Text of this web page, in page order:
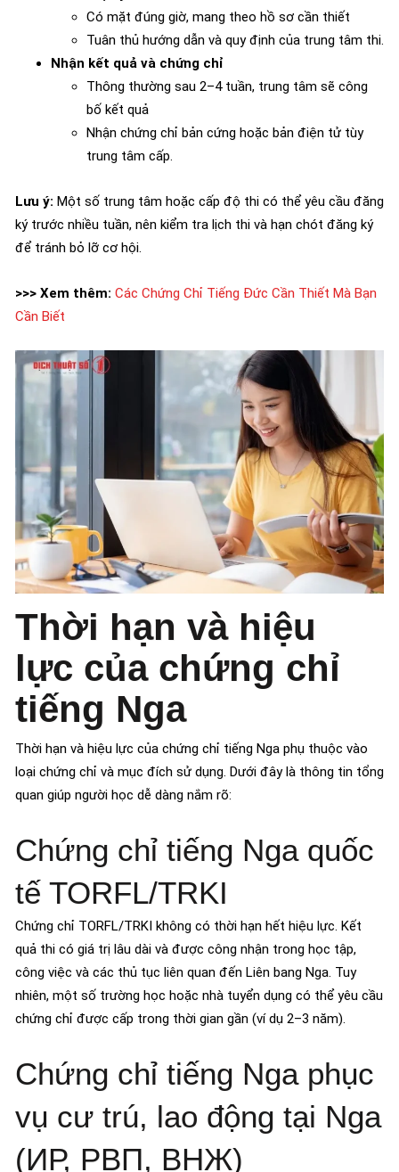
Có mặt đúng giờ, mang theo hồ sơ cần thiết
Tuân thủ hướng dẫn và quy định của trung tâm thi.
Nhận kết quả và chứng chỉ
Thông thường sau 2–4 tuần, trung tâm sẽ công
bố kết quả
Nhận chứng chỉ bản cứng hoặc bản điện tử tùy
trung tâm cấp.
Lưu ý: Một số trung tâm hoặc cấp độ thi có thể yêu cầu đăng
ký trước nhiều tuần, nên kiểm tra lịch thi và hạn chót đăng ký
để tránh bỏ lỡ cơ hội.
>>> Xem thêm: Các Chứng Chỉ Tiếng Đức Cần Thiết Mà Bạn
Cần Biết
Thời hạn và hiệu
lực của chứng chỉ
tiếng Nga
Thời hạn và hiệu lực của chứng chỉ tiếng Nga phụ thuộc vào
loại chứng chỉ và mục đích sử dụng. Dưới đây là thông tin tổng
quan giúp người học dễ dàng nắm rõ:
Chứng chỉ tiếng Nga quốc
tế TORFL/TRKI
Chứng chỉ TORFL/TRKI không có thời hạn hết hiệu lực. Kết
quả thi có giá trị lâu dài và được công nhận trong học tập,
công việc và các thủ tục liên quan đến Liên bang Nga. Tuy
nhiên, một số trường học hoặc nhà tuyển dụng có thể yêu cầu
chứng chỉ được cấp trong thời gian gần (ví dụ 2–3 năm).
Chứng chỉ tiếng Nga phục
vụ cư trú, lao động tại Nga
(ИР, РВП, ВНЖ)